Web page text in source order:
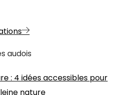
audois
: 4 idées accessibles pour
nature